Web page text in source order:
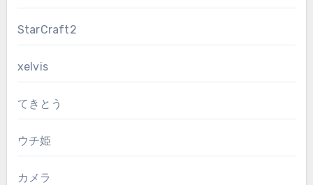
StarCraft2
xelvis
てきとう
ウチ姫
カメラ